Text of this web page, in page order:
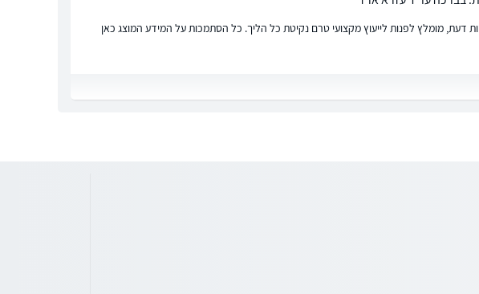
דעת, מומלץ לפנות לייעוץ מקצועי טרם נקיטת כל הליך. כל הסתמכות על המידע המוצג כאן